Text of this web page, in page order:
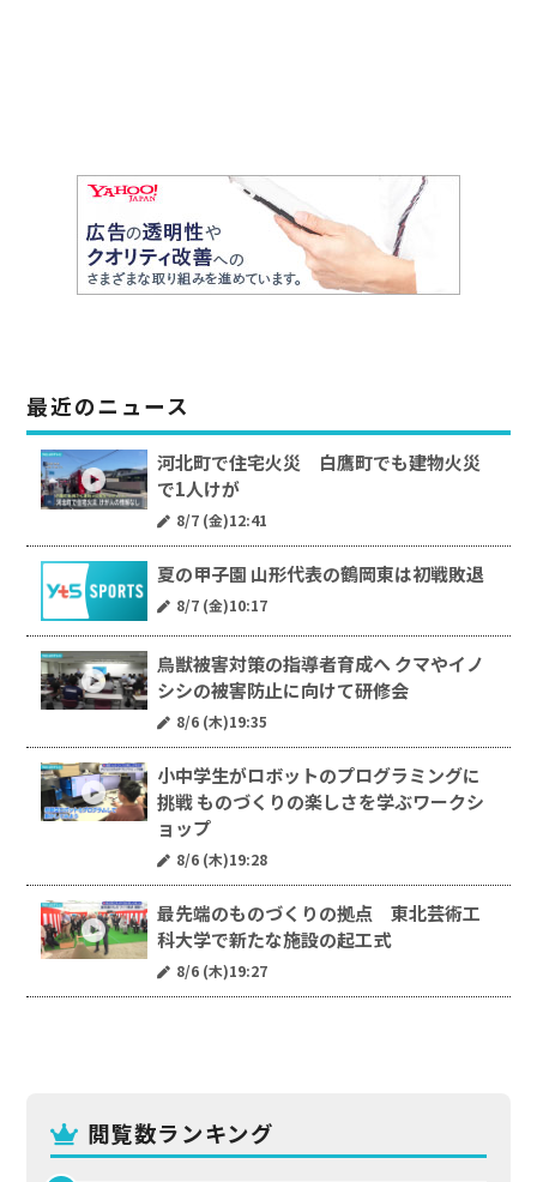
閲覧数ランキング
最近のニュース
河北町で住宅火災 白鷹町でも建物火災
で1人けが
8/7 (金)12:41
夏の甲子園 山形代表の鶴岡東は初戦敗退
8/7 (金)10:17
鳥獣被害対策の指導者育成へ クマやイノ
シシの被害防止に向けて研修会
8/6 (木)19:35
小中学生がロボットのプログラミングに
挑戦 ものづくりの楽しさを学ぶワークシ
ョップ
8/6 (木)19:28
最先端のものづくりの拠点 東北芸術工
科大学で新たな施設の起工式
8/6 (木)19:27